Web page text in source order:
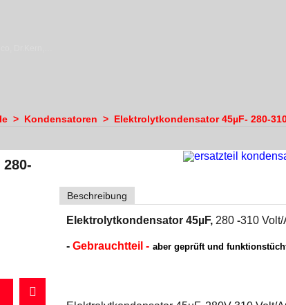
> Kondensatoren > Elektrolytkondensator 45µF- 280-
Beschreibung
Elektrolytkondensator 45µF, 280 -310
- Gebrauchtteil - aber geprüft und